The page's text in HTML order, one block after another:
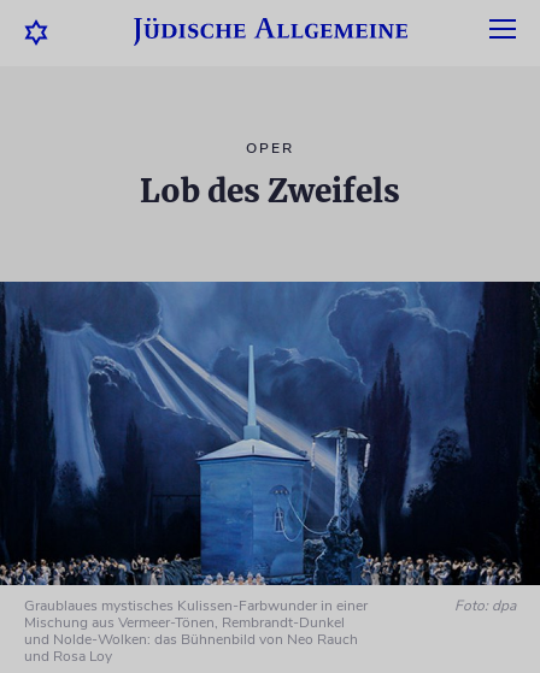
OPER
Lob des Zweifels
Graublaues mystisches Kulissen-Farbwunder in einer
Mischung aus Vermeer-Tönen, Rembrandt-Dunkel
und Nolde-Wolken: das Bühnenbild von Neo Rauch
und Rosa Loy
Foto: dpa